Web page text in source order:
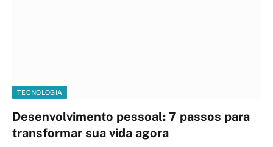
TECNOLOGIA
Desenvolvimento pessoal: 7 passos para
transformar sua vida agora